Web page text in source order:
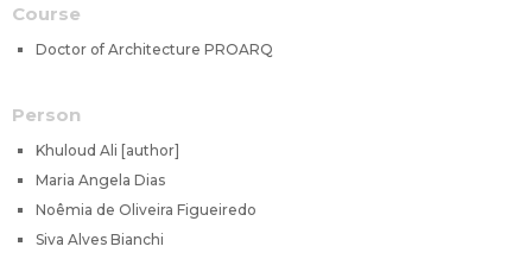
Course
Doctor of Architecture PROARQ
Person
Khuloud Ali [author]
Maria Angela Dias
Noêmia de Oliveira Figueiredo
Siva Alves Bianchi